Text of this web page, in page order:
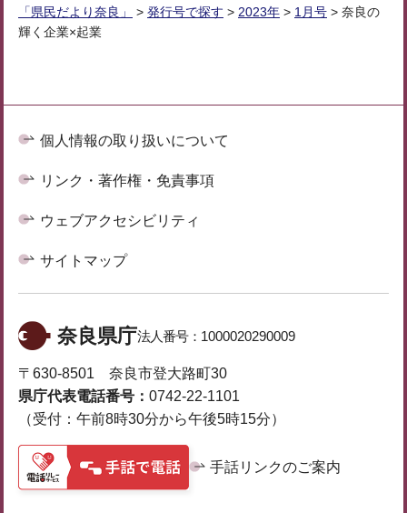
「県民だより奈良」
> 発行号で探す > 2023年 > 1月号 > 奈良の
輝く企業×起業
個人情報の取り扱いについて
リンク・著作権・免責事項
ウェブアクセシビリティ
サイトマップ
奈良県庁法人番号： 1000020290009
〒630-8501 奈良市登大路町30
県庁代表電話番号： 0742-22-1101
（受付：午前8時30分から午後5時15分）
手話リンクのご案内